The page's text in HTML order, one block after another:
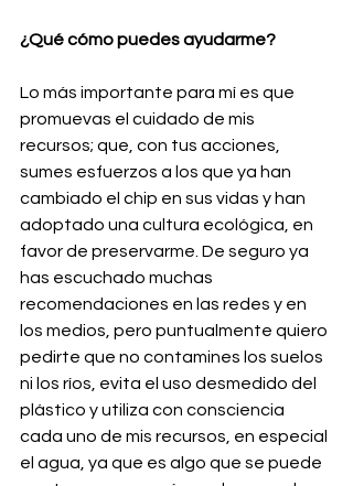
¿Qué cómo puedes ayudarme?
Lo más importante para mí es que
promuevas el cuidado de mis
recursos; que, con tus acciones,
sumes esfuerzos a los que ya han
cambiado el chip en sus vidas y han
adoptado una cultura ecológica, en
favor de preservarme. De seguro ya
has escuchado muchas
recomendaciones en las redes y en
los medios, pero puntualmente quiero
pedirte que no contamines los suelos
ni los ríos, evita el uso desmedido del
plástico y utiliza con consciencia
cada uno de mis recursos, en especial
el agua, ya que es algo que se puede